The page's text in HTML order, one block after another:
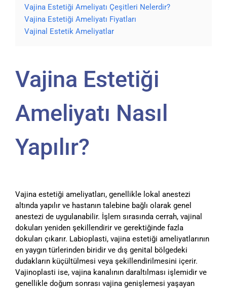
Vajina Estetiği Ameliyatı Çeşitleri Nelerdir?
Vajina Estetiği Ameliyatı Fiyatları
Vajinal Estetik Ameliyatlar
Vajina Estetiği
Ameliyatı Nasıl
Yapılır?
Vajina estetiği ameliyatları, genellikle lokal anestezi
altında yapılır ve hastanın talebine bağlı olarak genel
anestezi de uygulanabilir. İşlem sırasında cerrah, vajinal
dokuları yeniden şekillendirir ve gerektiğinde fazla
dokuları çıkarır. Labioplasti, vajina estetiği ameliyatlarının
en yaygın türlerinden biridir ve dış genital bölgedeki
dudakların küçültülmesi veya şekillendirilmesini içerir.
Vajinoplasti ise, vajina kanalının daraltılması işlemidir ve
genellikle doğum sonrası vajina genişlemesi yaşayan